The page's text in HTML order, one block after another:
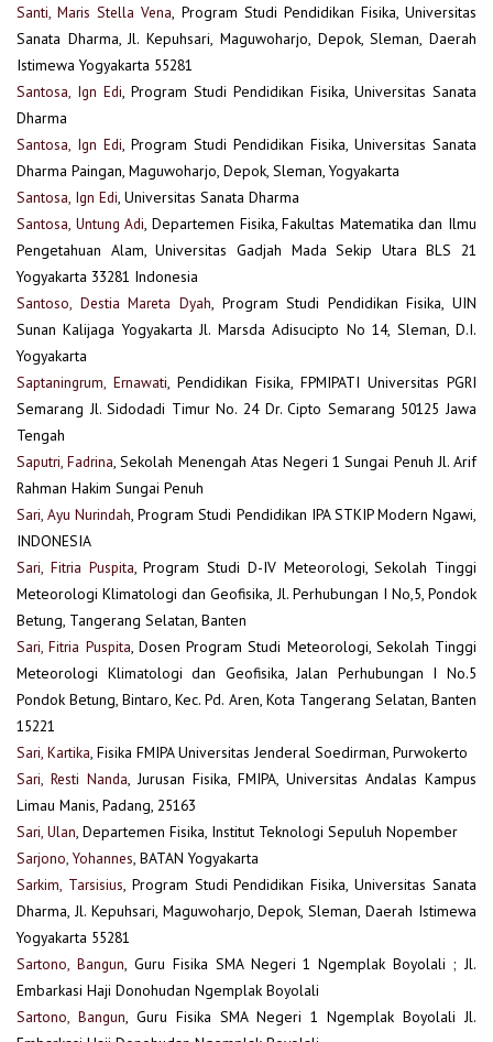
Santi, Maris Stella Vena, Program Studi Pendidikan Fisika, Universitas
Sanata Dharma, Jl. Kepuhsari, Maguwoharjo, Depok, Sleman, Daerah
Istimewa Yogyakarta 55281
Santosa, Ign Edi, Program Studi Pendidikan Fisika, Universitas Sanata
Dharma
Santosa, Ign Edi, Program Studi Pendidikan Fisika, Universitas Sanata
Dharma Paingan, Maguwoharjo, Depok, Sleman, Yogyakarta
Santosa, Ign Edi, Universitas Sanata Dharma
Santosa, Untung Adi, Departemen Fisika, Fakultas Matematika dan Ilmu
Pengetahuan Alam, Universitas Gadjah Mada Sekip Utara BLS 21
Yogyakarta 33281 Indonesia
Santoso, Destia Mareta Dyah, Program Studi Pendidikan Fisika, UIN
Sunan Kalijaga Yogyakarta Jl. Marsda Adisucipto No 14, Sleman, D.I.
Yogyakarta
Saptaningrum, Ernawati, Pendidikan Fisika, FPMIPATI Universitas PGRI
Semarang Jl. Sidodadi Timur No. 24 Dr. Cipto Semarang 50125 Jawa
Tengah
Saputri, Fadrina, Sekolah Menengah Atas Negeri 1 Sungai Penuh Jl. Arif
Rahman Hakim Sungai Penuh
Sari, Ayu Nurindah, Program Studi Pendidikan IPA STKIP Modern Ngawi,
INDONESIA
Sari, Fitria Puspita, Program Studi D-IV Meteorologi, Sekolah Tinggi
Meteorologi Klimatologi dan Geofisika, Jl. Perhubungan I No,5, Pondok
Betung, Tangerang Selatan, Banten
Sari, Fitria Puspita, Dosen Program Studi Meteorologi, Sekolah Tinggi
Meteorologi Klimatologi dan Geofisika, Jalan Perhubungan I No.5
Pondok Betung, Bintaro, Kec. Pd. Aren, Kota Tangerang Selatan, Banten
15221
Sari, Kartika, Fisika FMIPA Universitas Jenderal Soedirman, Purwokerto
Sari, Resti Nanda, Jurusan Fisika, FMIPA, Universitas Andalas Kampus
Limau Manis, Padang, 25163
Sari, Ulan, Departemen Fisika, Institut Teknologi Sepuluh Nopember
Sarjono, Yohannes, BATAN Yogyakarta
Sarkim, Tarsisius, Program Studi Pendidikan Fisika, Universitas Sanata
Dharma, Jl. Kepuhsari, Maguwoharjo, Depok, Sleman, Daerah Istimewa
Yogyakarta 55281
Sartono, Bangun, Guru Fisika SMA Negeri 1 Ngemplak Boyolali ; Jl.
Embarkasi Haji Donohudan Ngemplak Boyolali
Sartono, Bangun, Guru Fisika SMA Negeri 1 Ngemplak Boyolali Jl.